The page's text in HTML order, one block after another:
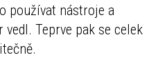
používat nástroje a
Teprve pak se celek